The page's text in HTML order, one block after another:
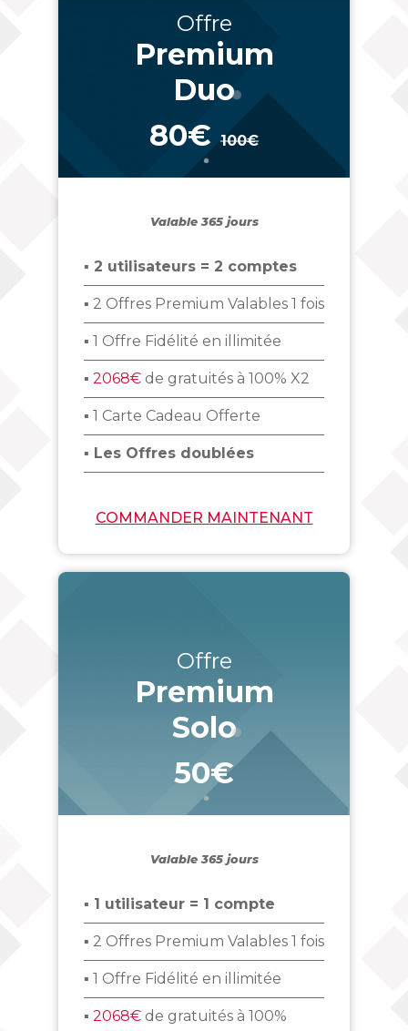
Offre
Premium
Solo
50€
_
Valable 365 jours
▪ 1 utilisateur = 1 compte
▪ 2 Offres Premium Valables 1 fois
▪ 1 Offre Fidélité en illimitée
▪ 2068€ de gratuités à 100%
Offre
Premium
Duo
80€ 100€
_
Valable 365 jours
▪ 2 utilisateurs = 2 comptes
▪ 2 Offres Premium Valables 1 fois
▪ 1 Offre Fidélité en illimitée
▪ 2068€ de gratuités à 100% X2
▪ 1 Carte Cadeau Offerte
▪ Les Offres doublées
COMMANDER MAINTENANT